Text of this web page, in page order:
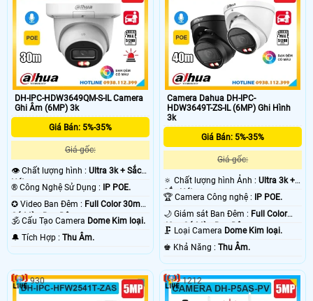
DH-IPC-HDW3649QM-S-IL Camera
Ghi Âm (6MP) 3k
Giá Bán: 5%-35%
Giá gốc:
👁 Chất lượng hình : Ultra 3k + Sắc
Nét .
®️ Công Nghệ Sử Dụng : IP POE.
✪ Video Ban Đêm : Full Color 30m
Có Màu Ban Ðêm.
🕉️ Cấu Tạo Camera Dome Kim loại.
️🔔 Tích Hợp : Thu Âm.
Camera Dahua DH-IPC-
HDW3649T-ZS-IL (6MP) Ghi Hình
3k
Giá Bán: 5%-35%
Giá gốc:
🔅 Chất lượng hình Ảnh :Ultra 3k +
Sắc Nét .
🏆 Camera Công nghệ : IP POE.
🌙 Giám sát Ban Đêm : Full Color
40m Có Màu Ban Ðêm.
🗜️ Loại Camera Dome Kim loại.
️♚ Khả Năng :Thu Âm.
930 1212